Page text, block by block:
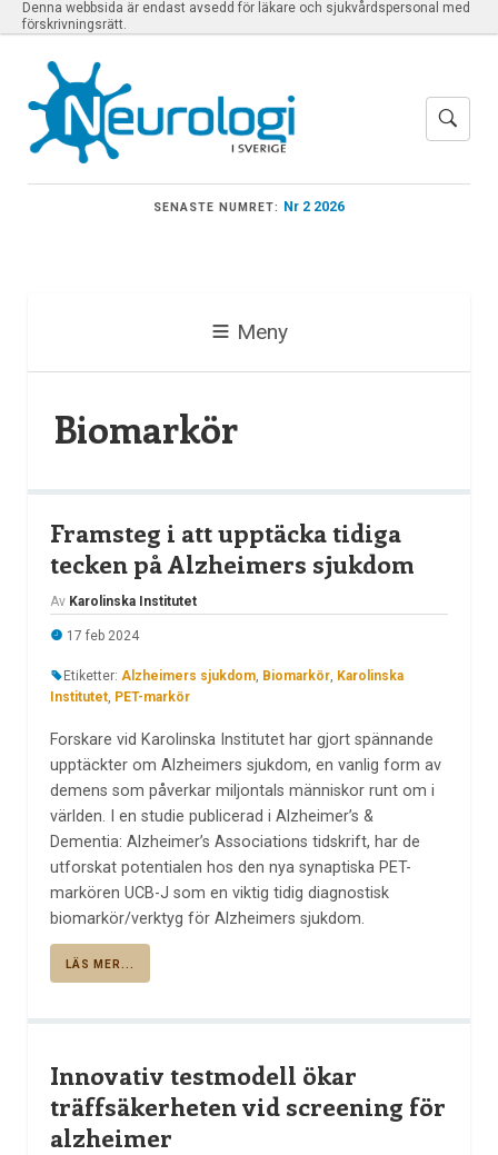
Denna webbsida är endast avsedd för läkare och sjukvårdspersonal med
förskrivningsrätt.
SENASTE NUMRET: Nr 2 2026
Meny
Biomarkör
Framsteg i att upptäcka tidiga
tecken på Alzheimers sjukdom
Av Karolinska Institutet
17 feb 2024
Etiketter: Alzheimers sjukdom, Biomarkör, Karolinska
Institutet, PET-markör
Forskare vid Karolinska Institutet har gjort spännande
upptäckter om Alzheimers sjukdom, en vanlig form av
demens som påverkar miljontals människor runt om i
världen. I en studie publicerad i Alzheimer’s &
Dementia: Alzheimer’s Associations tidskrift, har de
utforskat potentialen hos den nya synaptiska PET-
markören UCB-J som en viktig tidig diagnostisk
biomarkör/verktyg för Alzheimers sjukdom.
LÄS MER...
Innovativ testmodell ökar
träffsäkerheten vid screening för
alzheimer